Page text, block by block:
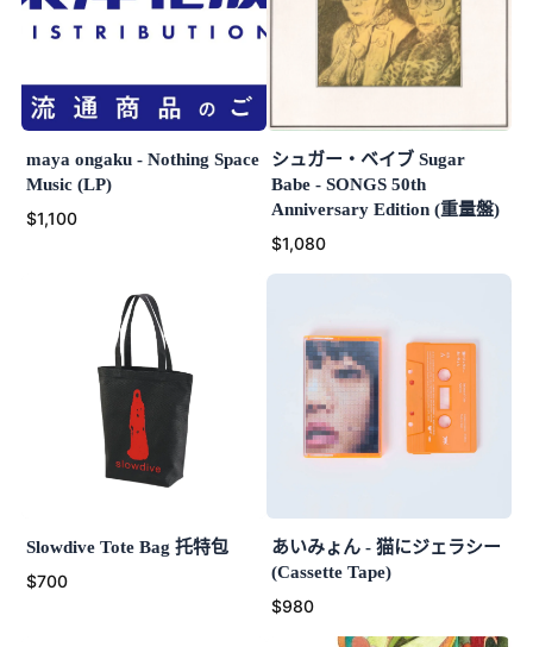
maya ongaku - Nothing Space
Music (LP)
$1,100
シュガー・ベイブ Sugar
Babe - SONGS 50th
Anniversary Edition (重量盤)
$1,080
Slowdive Tote Bag 托特包
$700
あいみょん - 猫にジェラシー
(Cassette Tape)
$980